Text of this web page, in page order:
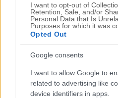
I want to opt-out of
Retention, Sale, and/or
Personal Data that Is
Purposes for which it was
Opted Out
Google consents
I want to allow Google to
related to advertising like
device identifiers in apps.